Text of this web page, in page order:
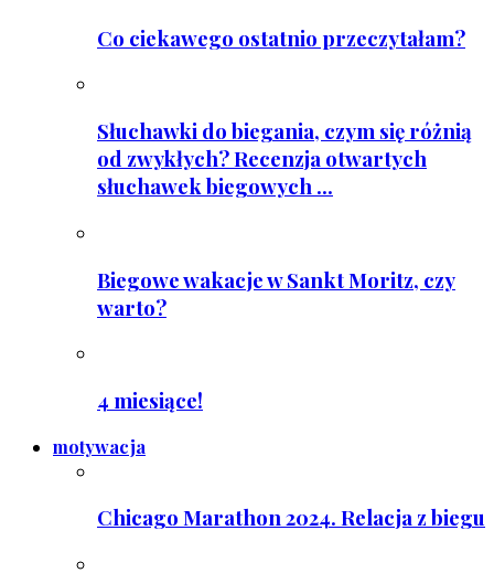
Co ciekawego ostatnio przeczytałam?
Słuchawki do biegania, czym się różnią
od zwykłych? Recenzja otwartych
słuchawek biegowych ...
Biegowe wakacje w Sankt Moritz, czy
warto?
4 miesiące!
motywacja
Chicago Marathon 2024. Relacja z biegu